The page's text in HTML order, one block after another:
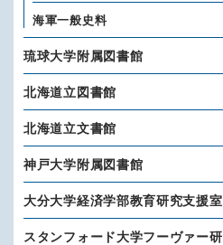
海軍一般史料
琉球大学附属図書館
北海道立図書館
北海道立文書館
神戸大学附属図書館
大分大学経済学部教育研究支援室
スタンフォード大学フーヴァー研